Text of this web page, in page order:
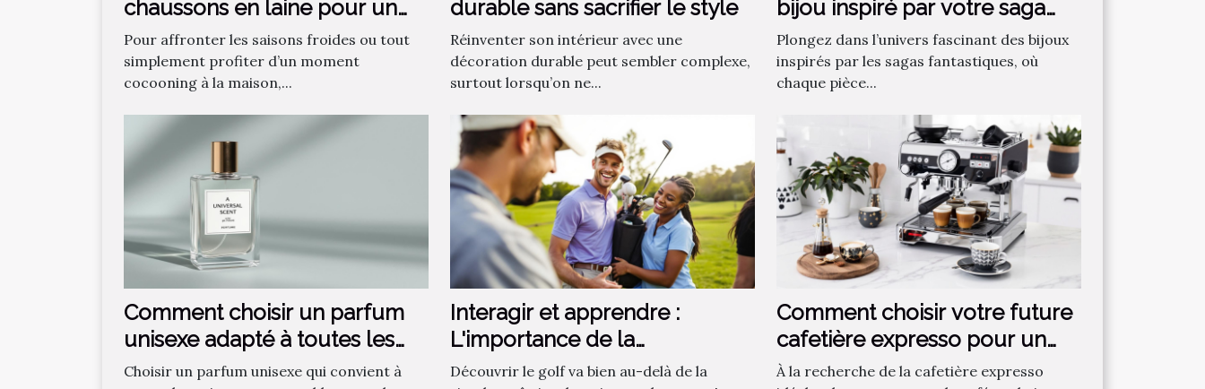
chaussons en laine pour un
confort optimal ?
Pour affronter les saisons froides ou tout
simplement profiter d’un moment
cocooning à la maison,...
durable sans sacrifier le style
Réinventer son intérieur avec une
décoration durable peut sembler complexe,
surtout lorsqu’on ne...
bijou inspiré par votre saga
fantastique préférée ?
Plongez dans l’univers fascinant des bijoux
inspirés par les sagas fantastiques, où
chaque pièce...
Comment choisir un parfum
unisexe adapté à toutes les
saisons ?
Choisir un parfum unisexe qui convient à
Interagir et apprendre :
L'importance de la
communauté dans
Découvrir le golf va bien au-delà de la
Comment choisir votre future
cafetière expresso pour un
café parfait ?
À la recherche de la cafetière expresso